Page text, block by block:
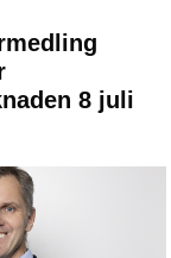
8 juli